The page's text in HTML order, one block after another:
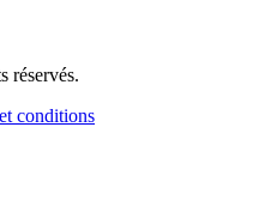
réservés.
conditions